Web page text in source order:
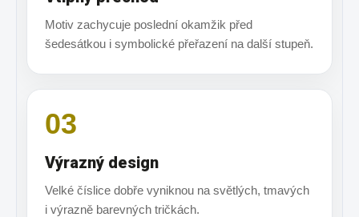
Motiv zachycuje poslední okamžik před
šedesátkou i symbolické přeřazení na další stupeň.
03
Výrazný design
Velké číslice dobře vyniknou na světlých, tmavých
i výrazně barevných tričkách.